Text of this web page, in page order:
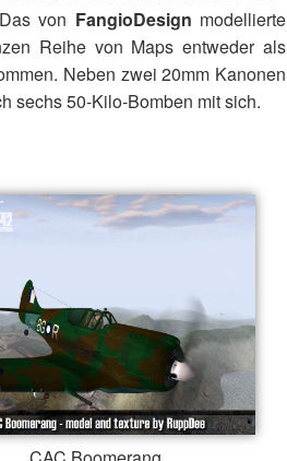
von FangioDesign modellierte
Reihe von Maps entweder als
Neben zwei 20mm Kanonen
sechs 50-Kilo-Bomben mit sich.